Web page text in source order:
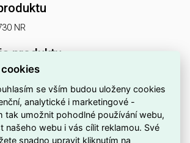
NR
produktu
NR 26W IP66
LED, spektrum 730A3, optika NR
II ME3)
se vším budou uloženy cookies
analytické i marketingové -
tak umožnit pohodlné používání webu,
našeho webu i vás cílit reklamou. Své
snadno upravit kliknutím na